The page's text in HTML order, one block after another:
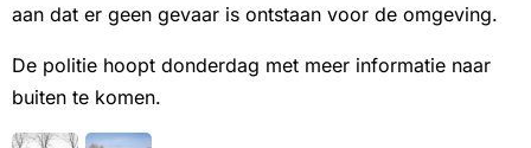
aan dat er geen gevaar is ontstaan voor de omgeving.
De politie hoopt donderdag met meer informatie naar
buiten te komen.